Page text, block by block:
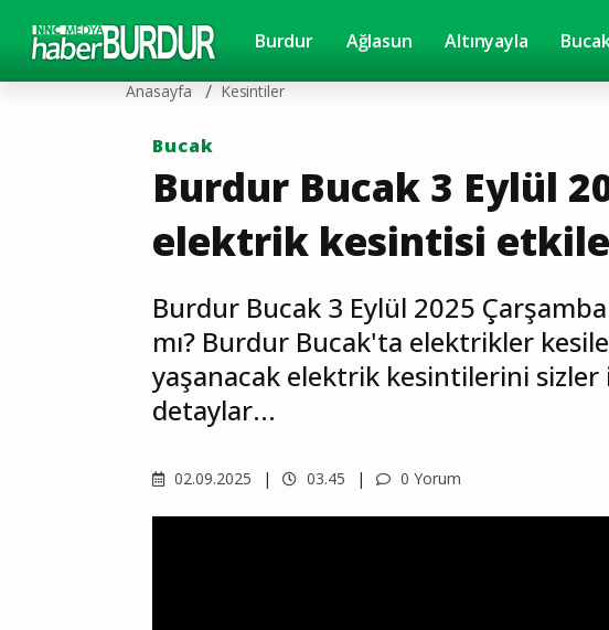
Burdur Ağlasun Altınyayla
Anasayfa Kesintiler
Bucak
Burdur Bucak 3 Eylül
elektrik kesintisi
Burdur Bucak 3 Eylül 2025
mı? Burdur Bucak'ta elektrikler
yaşanacak elektrik kesintilerini
detaylar...
02.09.2025 03.45 0 Yorum